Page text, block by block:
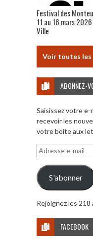
Festival des
11 au 16 mars
Ville
Voir toutes les
ABONNEZ-
Saisissez votre
recevoir les
votre boite aux
Adresse
e-
mail
S'abonner
Rejoignez les
FACEBOOK